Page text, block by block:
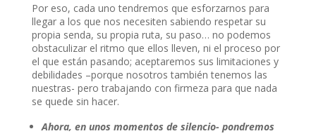
Por eso, cada uno tendremos que esforzarnos para
llegar a los que nos necesiten sabiendo respetar su
propia senda, su propia ruta, su paso… no podemos
obstaculizar el ritmo que ellos lleven, ni el proceso por
el que están pasando; aceptaremos sus limitaciones y
debilidades –porque nosotros también tenemos las
nuestras- pero trabajando con firmeza para que nada
se quede sin hacer.
Ahora, en unos momentos de silencio- pondremos